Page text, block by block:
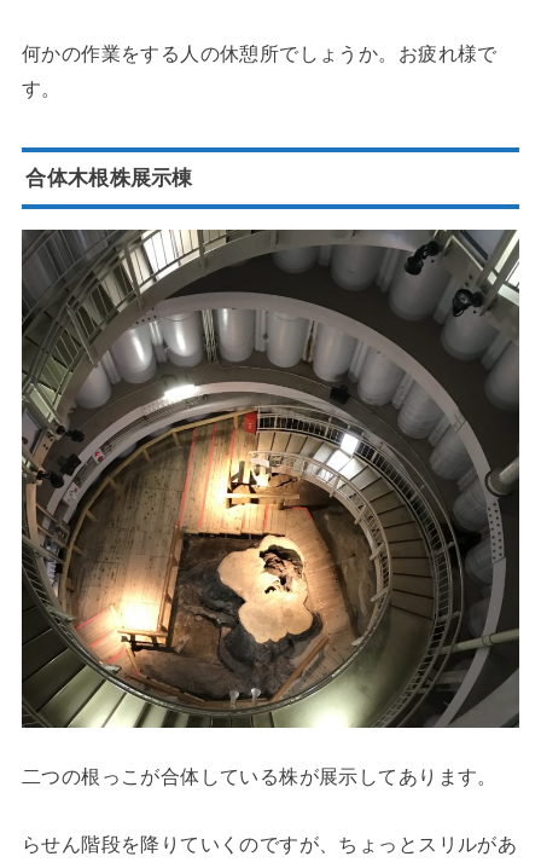
何かの作業をする人の休憩所でしょうか。お疲れ様で
す。
合体木根株展示棟
二つの根っこが合体している株が展示してあります。
らせん階段を降りていくのですが、ちょっとスリルがあ